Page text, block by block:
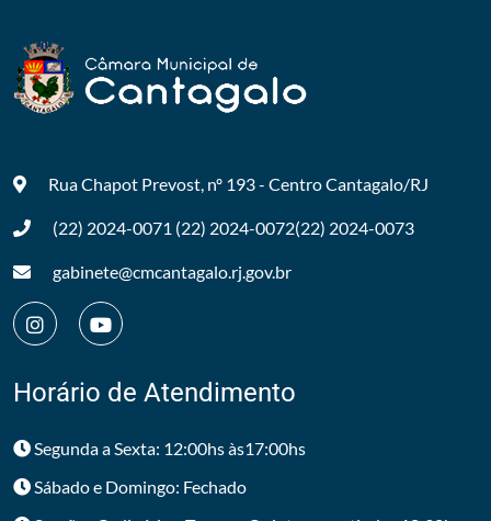
Rua Chapot Prevost, nº 193 - CentroCantagalo/RJ
(22) 2024-0071 (22) 2024-0072(22) 2024-0073
gabinete@cmcantagalo.rj.gov.br
Horário de Atendimento
Segunda a Sexta: 12:00hs às17:00hs
Sábado e Domingo: Fechado